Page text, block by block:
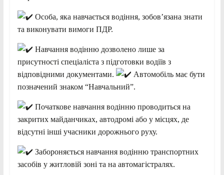
Особа, яка навчається водіння, зобов’язана знати
та виконувати вимоги ПДР.
Навчання водінню дозволено лише за
присутності спеціаліста з підготовки водіїв з
відповідними документами.
Автомобіль має бути
позначений знаком “Навчальний”.
Початкове навчання водінню проводиться на
закритих майданчиках, автодромі або у місцях, де
відсутні інші учасники дорожнього руху.
Забороняється навчання водінню транспортних
засобів у житловій зоні та на автомагістралях.